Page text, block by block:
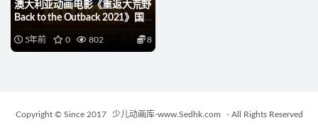
澳大利亚动画电影《重返大荒野
Back to the Outback 2021》国
1080P/MP4/3.02G 动画片考拉
5年前 0 802 8
Copyright © Since 2017 少儿动画库-www.Sedhk.com - All Rights Reserved